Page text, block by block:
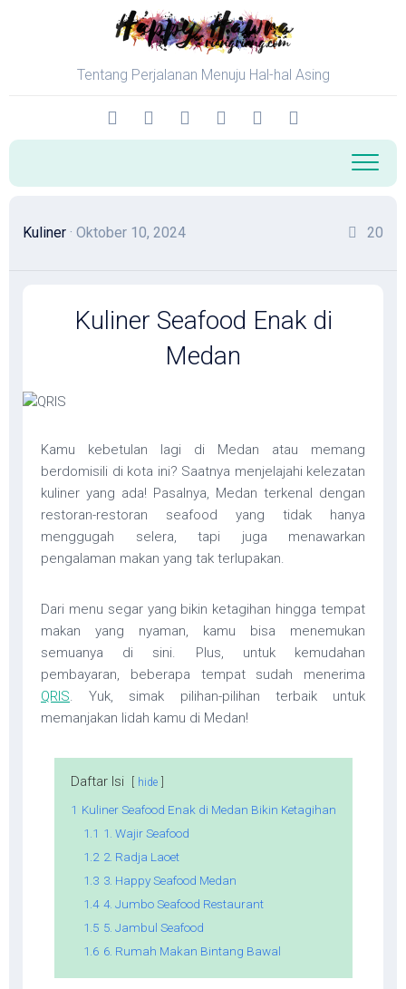
Tentang Perjalanan Menuju Hal-hal Asing
Kuliner · Oktober 10, 2024 20
Kuliner Seafood Enak di
Medan
Kamu kebetulan lagi di Medan atau memang
berdomisili di kota ini? Saatnya menjelajahi kelezatan
kuliner yang ada! Pasalnya, Medan terkenal dengan
restoran-restoran seafood yang tidak hanya
menggugah selera, tapi juga menawarkan
pengalaman makan yang tak terlupakan.
Dari menu segar yang bikin ketagihan hingga tempat
makan yang nyaman, kamu bisa menemukan
semuanya di sini. Plus, untuk kemudahan
pembayaran, beberapa tempat sudah menerima
QRIS. Yuk, simak pilihan-pilihan terbaik untuk
memanjakan lidah kamu di Medan!
Daftar Isi hide
1 Kuliner Seafood Enak di Medan Bikin Ketagihan
1.1 1. Wajir Seafood
1.2 2. Radja Laoet
1.3 3. Happy Seafood Medan
1.4 4. Jumbo Seafood Restaurant
1.5 5. Jambul Seafood
1.6 6. Rumah Makan Bintang Bawal